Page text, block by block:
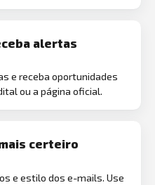
alertas
e receba oportunidades
ou a página oficial.
certeiro
e estilo dos e-mails. Use